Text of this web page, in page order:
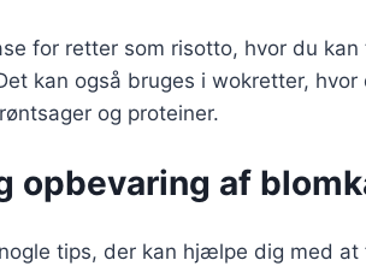
for retter som risotto, hvor du
kan også bruges i wokretter,
og proteiner.
opbevaring af
tips, der kan hjælpe dig med